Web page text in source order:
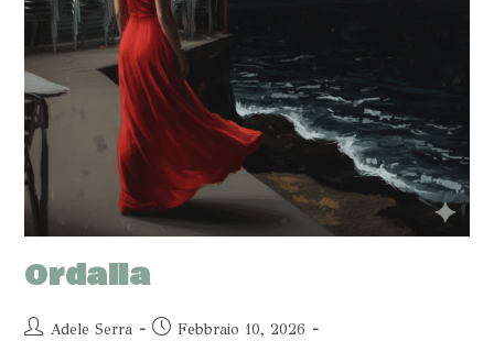
Ordalia
Adele Serra
Febbraio 10, 2026